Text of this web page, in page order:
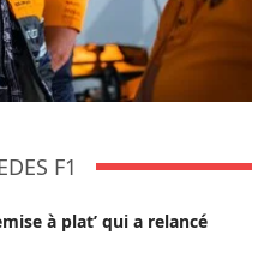
F1
à plat’ qui a relancé